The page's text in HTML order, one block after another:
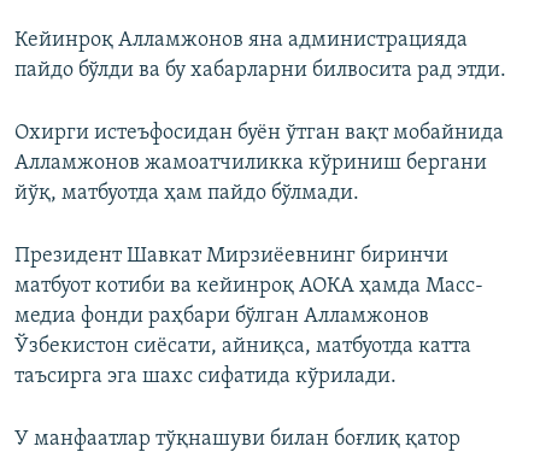
Кейинроқ Алламжонов яна администрацияда
пайдо бўлди ва бу хабарларни билвосита рад этди.
Охирги истеъфосидан буён ўтган вақт мобайнида
Алламжонов жамоатчиликка кўриниш бергани
йўқ, матбуотда ҳам пайдо бўлмади.
Президент Шавкат Мирзиёевнинг биринчи
матбуот котиби ва кейинроқ АОКА ҳамда Масс-
медиа фонди раҳбари бўлган Алламжонов
Ўзбекистон сиёсати, айниқса, матбуотда катта
таъсирга эга шахс сифатида кўрилади.
У манфаатлар тўқнашуви билан боғлиқ қатор